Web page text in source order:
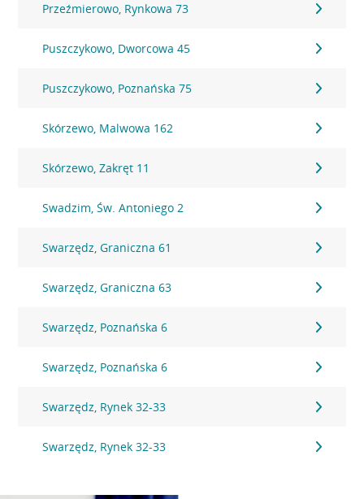
Przeźmierowo, Rynkowa 73
Puszczykowo, Dworcowa 45
Puszczykowo, Poznańska 75
Skórzewo, Malwowa 162
Skórzewo, Zakręt 11
Swadzim, Św. Antoniego 2
Swarzędz, Graniczna 61
Swarzędz, Graniczna 63
Swarzędz, Poznańska 6
Swarzędz, Poznańska 6
Swarzędz, Rynek 32-33
Swarzędz, Rynek 32-33